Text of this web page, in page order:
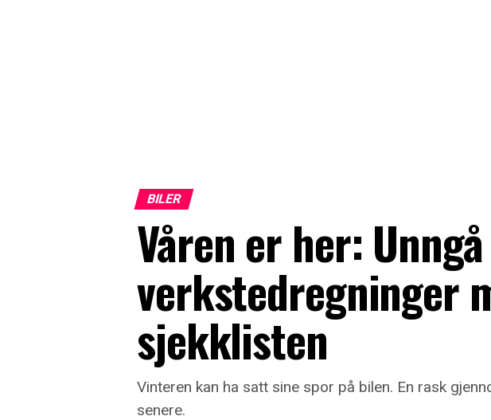
BILER
Våren er her:
verkstedregninger
sjekklisten
Vinteren kan ha satt sine spor på bilen. En rask
senere.